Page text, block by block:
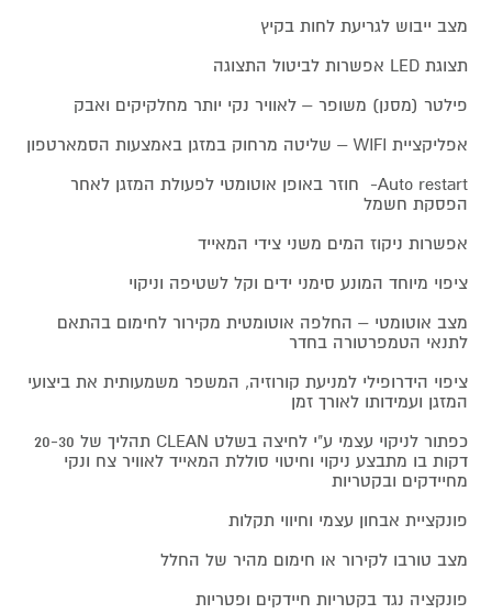
מצב ייבוש לגריעת לחות בקיץ
תצוגת LED אפשרות לביטול התצוגה
פילטר (מסנן) משופר – לאוויר נקי יותר מחלקיקים ואבק
אפליקציית WIFI – שליטה מרחוק במזגן באמצעות הסמארטפון
Auto restart- חוזר באופן אוטומטי לפעולת המזגן לאחר
הפסקת חשמל
אפשרות ניקוז המים משני צידי המאייד
ציפוי מיוחד המונע סימני ידים וקל לשטיפה וניקוי
מצב אוטומטי – החלפה אוטומטית מקירור לחימום בהתאם
לתנאי הטמפרטורה בחדר
ציפוי הידרופילי למניעת קורוזיה, המשפר משמעותית את ביצועי
המזגן ועמידותו לאורך זמן
כפתור לניקוי עצמי ע"י לחיצה בשלט CLEAN תהליך של 20-30
דקות בו מתבצע ניקוי וחיטוי סוללת המאייד לאוויר צח ונקי
מחיידקים ובקטריות
פונקציית אבחון עצמי וחיווי תקלות
מצב טורבו לקירור או חימום מהיר של החלל
פונקציה נגד בקטריות חיידקים ופטריות